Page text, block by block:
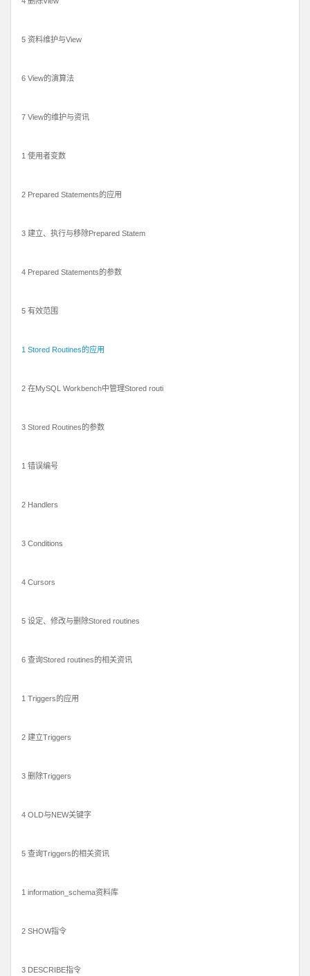
5 资料维护与View
6 View的演算法
7 View的维护与资讯
1 使用者变数
2 Prepared Statements的应用
3 建立、执行与移除Prepared Statem
4 Prepared Statements的参数
5 有效范围
1 Stored Routines的应用
2 在MySQL Workbench中管理Stored routi
3 Stored Routines的参数
1 错误编号
2 Handlers
3 Conditions
4 Cursors
5 设定、修改与删除Stored routines
6 查询Stored routines的相关资讯
1 Triggers的应用
2 建立Triggers
3 删除Triggers
4 OLD与NEW关键字
5 查询Triggers的相关资讯
1 information_schema资料库
2 SHOW指令
3 DESCRIBE指令